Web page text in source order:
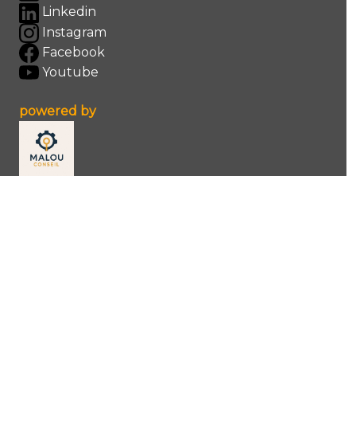
Linkedin
Instagram
Facebook
Youtube
powered by